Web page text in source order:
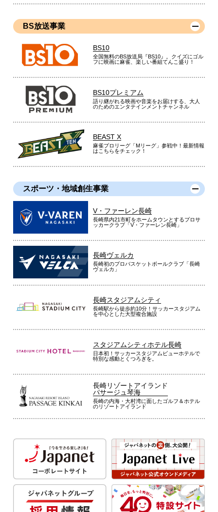
BS放送事業
BS10
全国無料のBS放送局『BS10』。クイズにゴル
フに映画に麻雀、楽しい番組てんこ盛り！
BS10プレミアム
語り継がれる映画や音楽をお届けする、大人
のためのエンタテインメントチャンネル
BEAST X
麻雀プロリーグ「Mリーグ」参戦中！最新情報
はこちらをチェック！
スポーツ・地域創生事業
V・ファーレン長崎
長崎県内21市町をホームタウンとするプロサ
ッカークラブ「V・ファーレン長崎」
長崎ヴェルカ
長崎初のプロバスケットボールクラブ「長崎
ヴェルカ」
長崎スタジアムシティ
長崎駅から徒歩約10分！サッカースタジアム
を中心とした大型複合施設
スタジアムシティホテル長崎
日本初！サッカースタジアムビューホテルで
特別な感動とくつろぎを。
長崎リゾートアイランド
パサージュ琴海
長崎の内海・大村湾に面したゴルフ＆ホテル
のリゾートアイランド